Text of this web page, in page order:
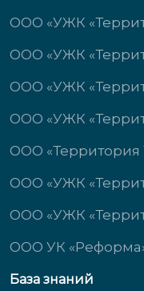
ООО «УЖК
ООО «УЖК
ООО «УЖК
ООО «УЖК
ООО «Территория
ООО «УЖК
ООО «УЖК
ООО УК
База знаний